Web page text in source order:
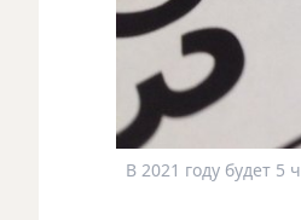
В 2021 году будет